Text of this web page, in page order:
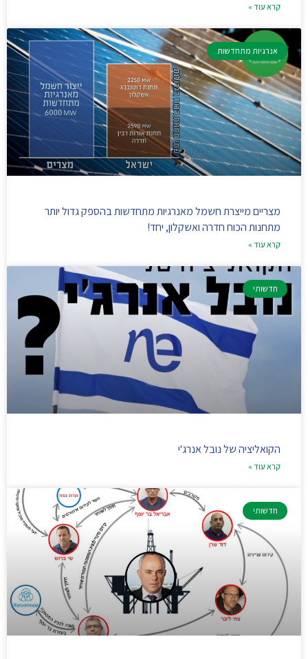
קרא עוד »
אנרגיות מתחדשות
מצריים מייצרת חשמל מאנרגיות מתחדשות בהספק גדול יותר
מתחנות הכוח חדרה ואשקלון, יחד!
קרא עוד »
חדשותי
הקואליציה של נובל אנרג'י
קרא עוד »
חדשותי